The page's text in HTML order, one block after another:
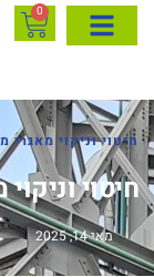
0
חיטוי וניקוי מאגרי
חיטוי
מאי 14, 2025